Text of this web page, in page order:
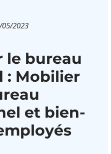
05/2023
le bureau
: Mobilier
et bien-